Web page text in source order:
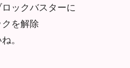
ックバスターに
を解除
。